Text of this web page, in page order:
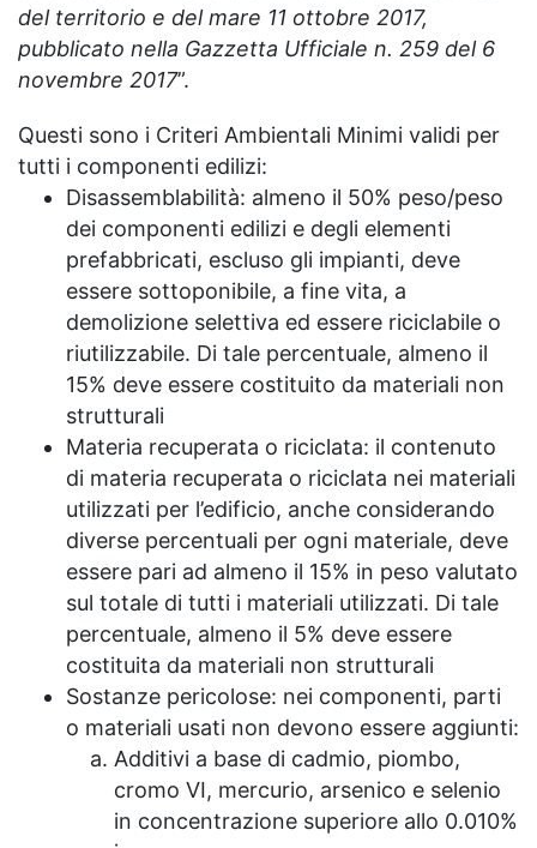
del territorio e del mare 11 ottobre 2017,
pubblicato nella Gazzetta Ufficiale n. 259 del 6
novembre 2017”.
Questi sono i Criteri Ambientali Minimi validi per
tutti i componenti edilizi:
Disassemblabilità: almeno il 50% peso/peso
dei componenti edilizi e degli elementi
prefabbricati, escluso gli impianti, deve
essere sottoponibile, a fine vita, a
demolizione selettiva ed essere riciclabile o
riutilizzabile. Di tale percentuale, almeno il
15% deve essere costituito da materiali non
strutturali
Materia recuperata o riciclata: il contenuto
di materia recuperata o riciclata nei materiali
utilizzati per l’edificio, anche considerando
diverse percentuali per ogni materiale, deve
essere pari ad almeno il 15% in peso valutato
sul totale di tutti i materiali utilizzati. Di tale
percentuale, almeno il 5% deve essere
costituita da materiali non strutturali
Sostanze pericolose: nei componenti, parti
o materiali usati non devono essere aggiunti:
Additivi a base di cadmio, piombo,
cromo VI, mercurio, arsenico e selenio
in concentrazione superiore allo 0.010%